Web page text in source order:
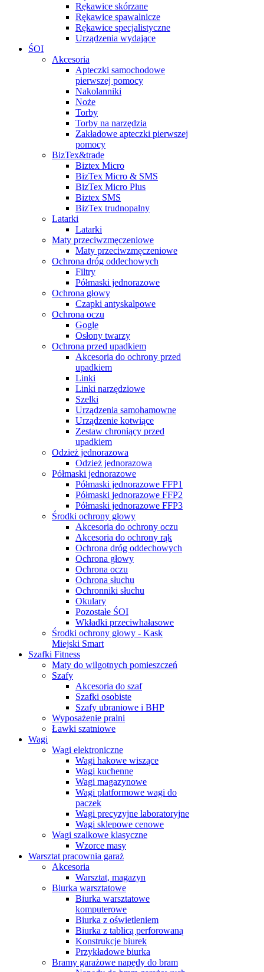
Rękawice skórzane
Rękawice spawalnicze
Rękawice specjalistyczne
Urządzenia wydające
ŚOI
Akcesoria
Apteczki samochodowe
pierwszej pomocy
Nakolanniki
Noże
Torby
Torby na narzędzia
Zakładowe apteczki pierwszej
pomocy
BizTex&trade
Biztex Micro
BizTex Micro & SMS
BizTex Micro Plus
Biztex SMS
BizTex trudnopalny
Latarki
Latarki
Maty przeciwzmęczeniowe
Maty przeciwzmęczeniowe
Ochrona dróg oddechowych
Filtry
Półmaski jednorazowe
Ochrona głowy
Czapki antyskalpowe
Ochrona oczu
Gogle
Osłony twarzy
Ochrona przed upadkiem
Akcesoria do ochrony przed
upadkiem
Linki
Linki narzędziowe
Szelki
Urządzenia samohamowne
Urządzenie kotwiące
Zestaw chroniący przed
upadkiem
Odzież jednorazowa
Odzież jednorazowa
Półmaski jednorazowe
Półmaski jednorazowe FFP1
Półmaski jednorazowe FFP2
Półmaski jednorazowe FFP3
Środki ochrony głowy
Akcesoria do ochrony oczu
Akcesoria do ochrony rąk
Ochrona dróg oddechowych
Ochrona głowy
Ochrona oczu
Ochrona słuchu
Ochronniki słuchu
Okulary
Pozostałe ŚOI
Wkładki przeciwhałasowe
Środki ochrony głowy - Kask
Miejski Smart
Szafki Fitness
Maty do wilgotnych pomieszczeń
Szafy
Akcesoria do szaf
Szafki osobiste
Szafy ubraniowe i BHP
Wyposażenie pralni
Ławki szatniowe
Wagi
Wagi elektroniczne
Wagi hakowe wiszące
Wagi kuchenne
Wagi magazynowe
Wagi platformowe wagi do
paczek
Wagi precyzyjne laboratoryjne
Wagi sklepowe cenowe
Wagi szalkowe klasyczne
Wzorce masy
Warsztat pracownia garaż
Akcesoria
Warsztat, magazyn
Biurka warsztatowe
Biurka warsztatowe
komputerowe
Biurka z oświetleniem
Biurka z tablicą perforowaną
Konstrukcje biurek
Przykładowe biurka
Bramy garażowe napędy do bram